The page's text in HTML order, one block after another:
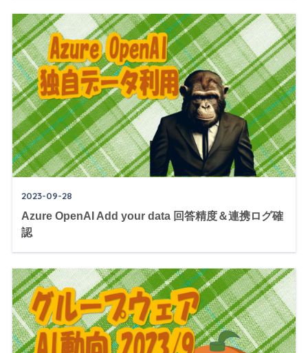
2023-09-28
Azure OpenAI Add your data 回答精度＆連携ログ確
認